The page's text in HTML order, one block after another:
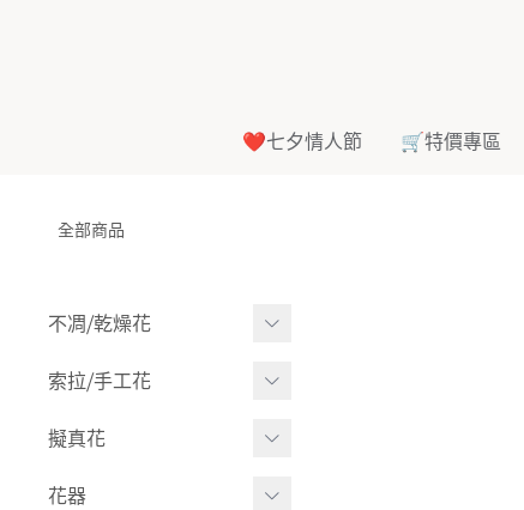
❤️七夕情人節 🛒特價專區
全部商品
不凋⧸乾燥花
多色組合
索拉⧸手工花
索拉花(有花莖)
擬真花
盆栽⧸成品
花器